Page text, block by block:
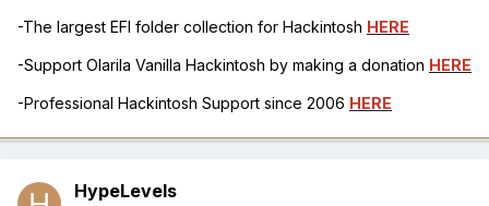
-The largest EFI folder collection for Hackintosh HERE
-Support Olarila Vanilla Hackintosh by making a donation HERE
-Professional Hackintosh Support since 2006 HERE
HypeLevels